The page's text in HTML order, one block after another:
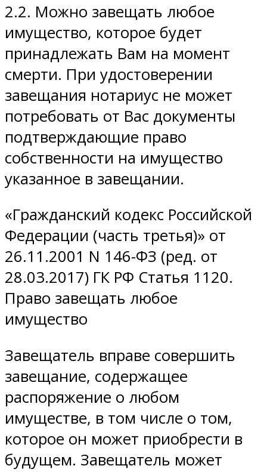
2.2. Можно завещать любое
имущество, которое будет
принадлежать Вам на момент
смерти. При удостоверении
завещания нотариус не может
потребовать от Вас документы
подтверждающие право
собственности на имущество
указанное в завещании.
«Гражданский кодекс Российской
Федерации (часть третья)» от
26.11.2001 N 146-ФЗ (ред. от
28.03.2017) ГК РФ Статья 1120.
Право завещать любое
имущество
Завещатель вправе совершить
завещание, содержащее
распоряжение о любом
имуществе, в том числе о том,
которое он может приобрести в
будущем. Завещатель может